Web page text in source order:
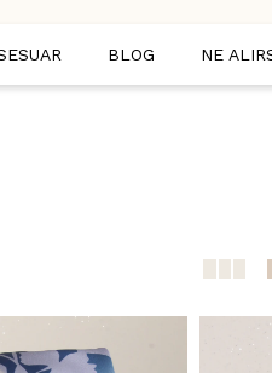
BLOG NE